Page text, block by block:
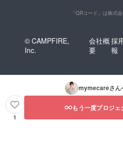
「QRコード」は株式
© CAMPFIRE,
Inc.
会社概
要
採
報
mymecareさん
1
もう一度プロジ